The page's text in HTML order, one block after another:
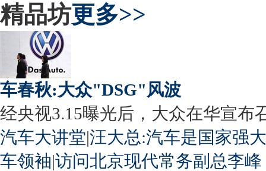
精品坊更多>>
车春秋:大众"DSG"风波
经央视3.15曝光后，大众在华宣布
汽车大讲堂|汪大总:汽车是国家强
车领袖|访问北京现代常务副总李峰